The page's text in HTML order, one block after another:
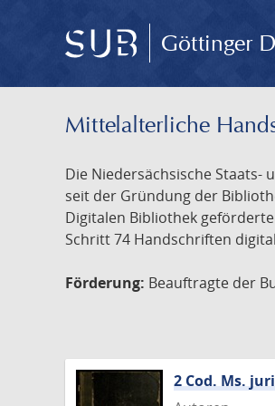
Göttinger
Mittelalterliche
Die Niedersächsische
seit der Gründung der
Digitalen Bibliothek
Schritt 74 Handschriften
Förderung: Beauftragte der
2 Cod. Ms.